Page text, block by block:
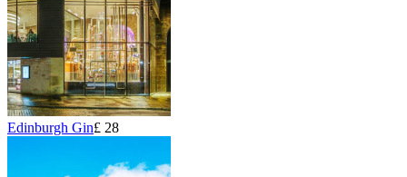
Edinburgh Gin£ 28